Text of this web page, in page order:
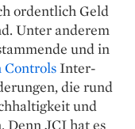
ordentlich Geld
Unter an­derem
und in
Controls Inter­
die rund
und
Denn JCI hat es